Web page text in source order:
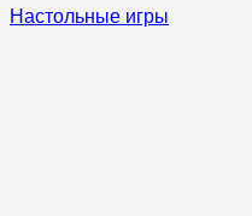
Настольные игры